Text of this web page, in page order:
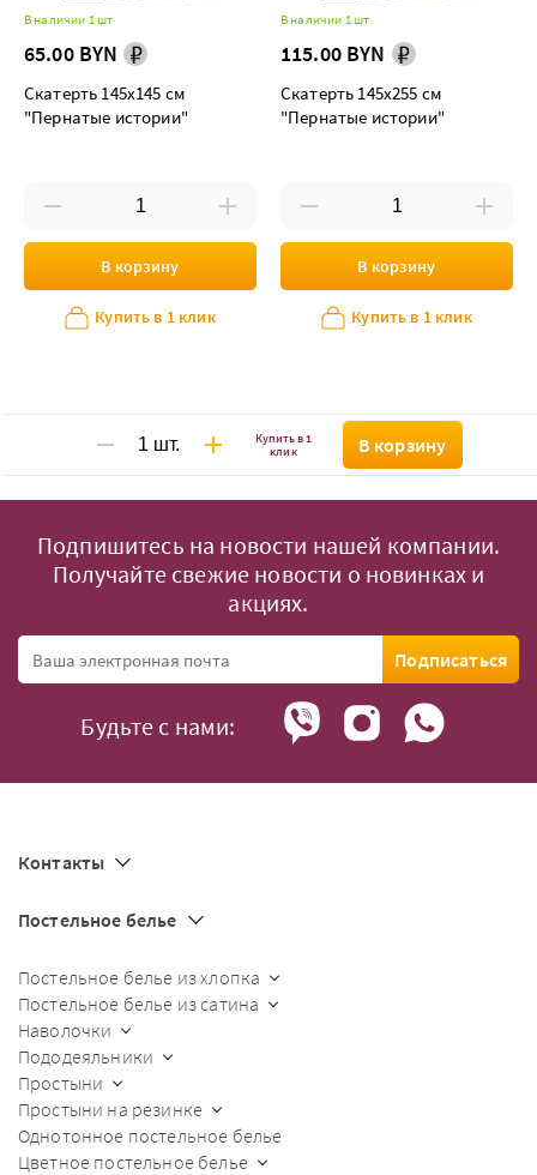
В наличии 1 шт
65.00 BYN
Скатерть 145х145 см
"Пернатые истории"
В корзину
Купить в 1 клик
В наличии 1 шт
115.00 BYN
Скатерть 145х255 см
"Пернатые истории"
В корзину
Купить в 1 клик
Купить в 1
клик
В корзину
Подпишитесь на новости нашей компании.
Получайте свежие новости о новинках и
акциях.
Подписаться
Будьте с нами:
Контакты
Постельное белье
Постельное белье из хлопка
Постельное белье из сатина
Наволочки
Пододеяльники
Простыни
Простыни на резинке
Однотонное постельное белье
Цветное постельное белье